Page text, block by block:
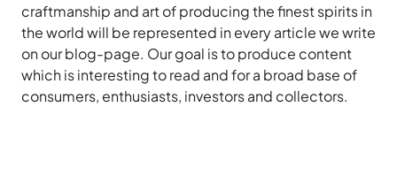
craftmanship and art of producing the finest spirits in
the world will be represented in every article we write
on our blog-page. Our goal is to produce content
which is interesting to read and for a broad base of
consumers, enthusiasts, investors and collectors.